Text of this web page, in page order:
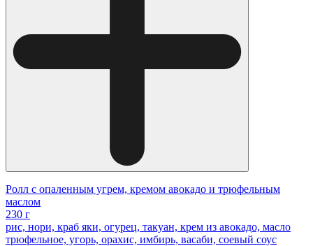
Ролл с опаленным угрем, кремом авокадо и трюфельным
маслом
230 г
рис, нори, краб яки, огурец, такуан, крем из авокадо, масло
трюфельное, угорь, орахис, имбирь, васаби, соевый соус